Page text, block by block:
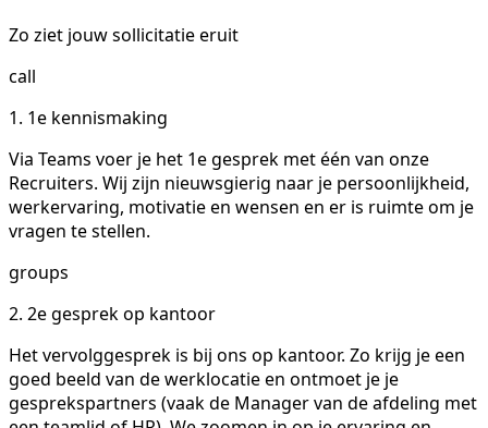
Zo ziet jouw sollicitatie eruit
call
1. 1e kennismaking
Via Teams voer je het 1e gesprek met één van onze
Recruiters. Wij zijn nieuwsgierig naar je persoonlijkheid,
werkervaring, motivatie en wensen en er is ruimte om je
vragen te stellen.
groups
2. 2e gesprek op kantoor
Het vervolggesprek is bij ons op kantoor. Zo krijg je een
goed beeld van de werklocatie en ontmoet je je
gesprekspartners (vaak de Manager van de afdeling met